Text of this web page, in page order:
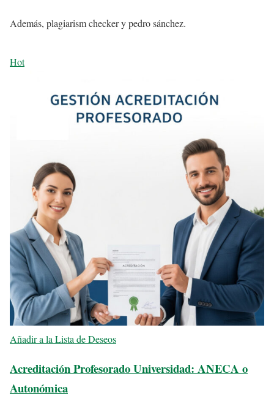
Además, plagiarism checker y pedro sánchez.
Hot
Añadir a la Lista de Deseos
Acreditación Profesorado Universidad: ANECA o
Autonómica